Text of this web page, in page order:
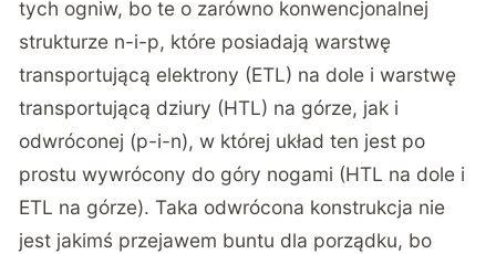
tych ogniw, bo te o zarówno konwencjonalnej
strukturze n-i-p, które posiadają warstwę
transportującą elektrony (ETL) na dole i warstwę
transportującą dziury (HTL) na górze, jak i
odwróconej (p-i-n), w której układ ten jest po
prostu wywrócony do góry nogami (HTL na dole i
ETL na górze). Taka odwrócona konstrukcja nie
jest jakimś przejawem buntu dla porządku, bo